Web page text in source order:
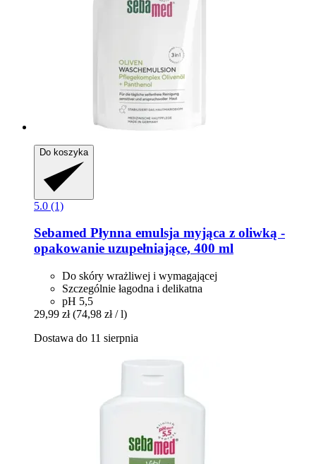
Do koszyka
5.0 (1)
Sebamed Płynna emulsja myjąca z oliwką -​
opakowanie uzupełniające, 400 ml
Do skóry wrażliwej i wymagającej
Szczególnie łagodna i delikatna
pH 5,5
29,99 zł (74,98 zł / l)
Dostawa do 11 sierpnia